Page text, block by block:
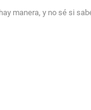
manera, y no sé si